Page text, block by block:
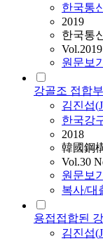
한국통
2019
한국통
원문보기
강골조 접합
김진섭(
한국강
2018
韓國鋼
Vol.30
원문보기
복사/대
용접접합된
김진섭(